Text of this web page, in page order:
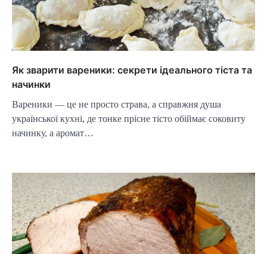
Як зварити вареники: секрети ідеального тіста та
начинки
Вареники — це не просто страва, а справжня душа
української кухні, де тонке прісне тісто обіймає соковиту
начинку, а аромат…